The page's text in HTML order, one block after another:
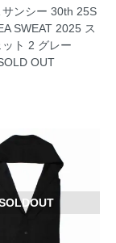
サンシー 30th 25S
SWEAT 2025 ス
ット 2 グレー
OUT